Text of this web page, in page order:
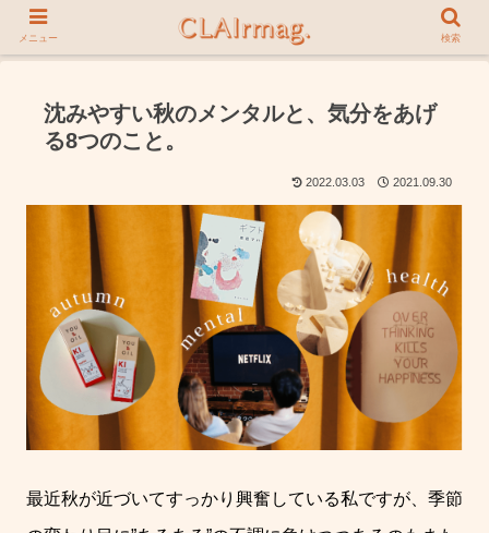
沈みやすい秋のメンタルと、気分をあげ
る8つのこと。
2022.03.03 2021.09.30
最近秋が近づいてすっかり興奮している私ですが、季節
メニュー 検索